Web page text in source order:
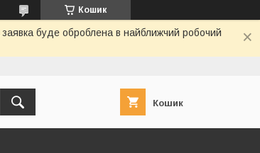
Кошик
буде оброблена в найближчий робочий
Кошик